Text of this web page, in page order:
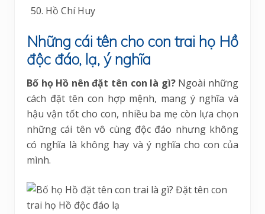
Hồ Chí Huy
Những cái tên cho con trai họ Hồ
độc đáo, lạ, ý nghĩa
Bố họ Hồ nên đặt tên con là gì?Ngoài những
cách đặt tên con hợp mệnh, mang ý nghĩa và
hậu vận tốt cho con, nhiều ba mẹ còn lựa chọn
những cái tên vô cùng độc đáo nhưng không
có nghĩa là không hay và ý nghĩa cho con của
mình.